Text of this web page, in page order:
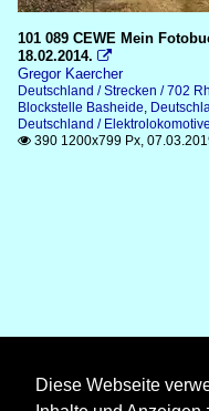
101 089 CEWE Mein
18.02.2014. 
Gregor Kaercher
Deutschland / Strecken / 702
Blockstelle Basheide,
Deutschland /
 390 1200x799 Px,
Diese Webseite